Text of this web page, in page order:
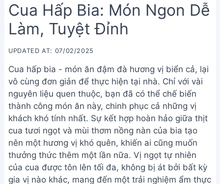
Cua Hấp Bia: Món Ngon Dễ
Làm, Tuyệt Đỉnh
UPDATED AT: 07/02/2025
Cua hấp bia - món ăn đậm đà hương vị biển cả, lại
vô cùng đơn giản để thực hiện tại nhà. Chỉ với vài
nguyên liệu quen thuộc, bạn đã có thể chế biến
thành công món ăn này, chinh phục cả những vị
khách khó tính nhất. Sự kết hợp hoàn hảo giữa thịt
cua tươi ngọt và mùi thơm nồng nàn của bia tạo
nên một hương vị khó quên, khiến ai cũng muốn
thưởng thức thêm một lần nữa. Vị ngọt tự nhiên
của cua được tôn lên tối đa, không bị át bởi bất kỳ
gia vị nào khác, mang đến một trải nghiệm ẩm thực